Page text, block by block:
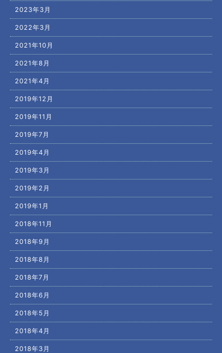
2023年3月
2022年3月
2021年10月
2021年8月
2021年4月
2019年12月
2019年11月
2019年7月
2019年4月
2019年3月
2019年2月
2019年1月
2018年11月
2018年9月
2018年8月
2018年7月
2018年6月
2018年5月
2018年4月
2018年3月